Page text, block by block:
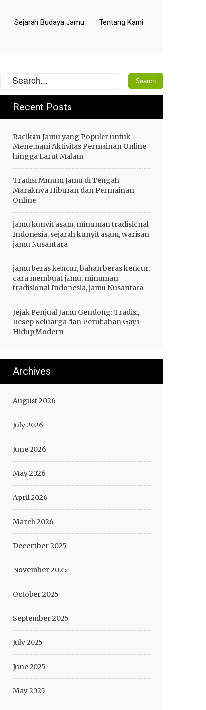
Sejarah Budaya Jamu Tentang Kami
Recent Posts
Racikan Jamu yang Populer untuk
Menemani Aktivitas Permainan Online
hingga Larut Malam
Tradisi Minum Jamu di Tengah
Maraknya Hiburan dan Permainan
Online
jamu kunyit asam, minuman tradisional
Indonesia, sejarah kunyit asam, warisan
jamu Nusantara
jamu beras kencur, bahan beras kencur,
cara membuat jamu, minuman
tradisional Indonesia, jamu Nusantara
Jejak Penjual Jamu Gendong: Tradisi,
Resep Keluarga dan Perubahan Gaya
Hidup Modern
Archives
August 2026
July 2026
June 2026
May 2026
April 2026
March 2026
December 2025
November 2025
October 2025
September 2025
July 2025
June 2025
May 2025